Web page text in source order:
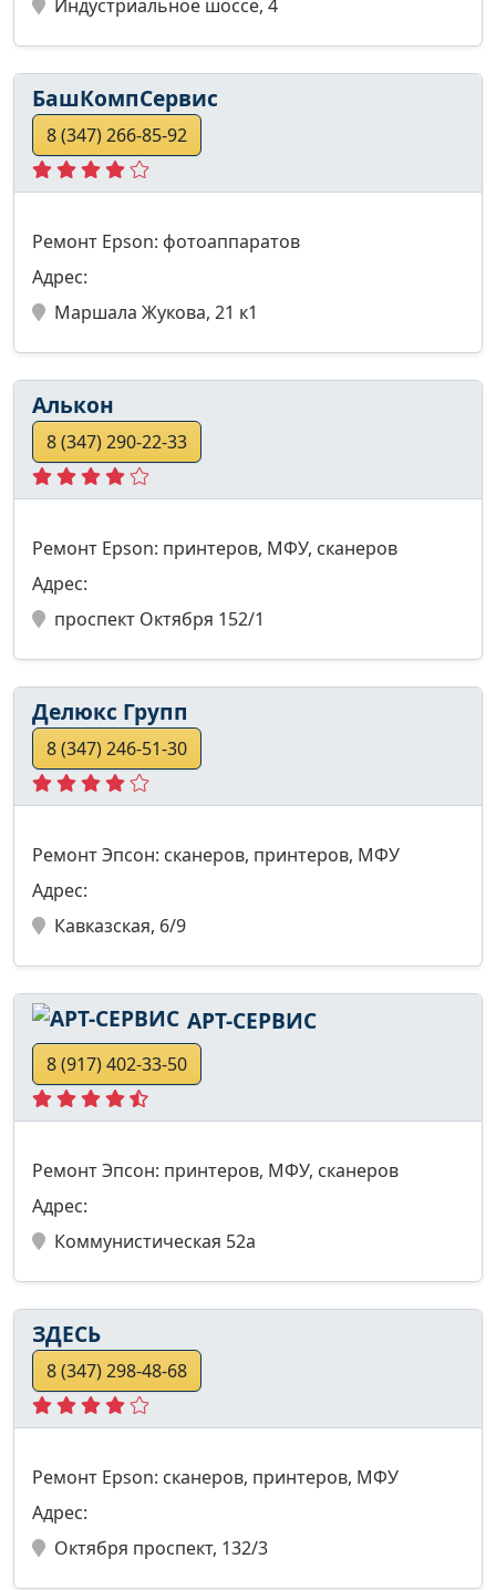
Индустриальное шоссе, 4
БашКомпСервис
8 (347) 266-85-92
Ремонт Epson: фотоаппаратов
Адрес:
Маршала Жукова, 21 к1
Алькон
8 (347) 290-22-33
Ремонт Epson: принтеров, МФУ, сканеров
Адрес:
проспект Октября 152/1
Делюкс Групп
8 (347) 246-51-30
Ремонт Эпсон: сканеров, принтеров, МФУ
Адрес:
Кавказская, 6/9
АРТ-СЕРВИС
8 (917) 402-33-50
Ремонт Эпсон: принтеров, МФУ, сканеров
Адрес:
Коммунистическая 52а
ЗДЕСЬ
8 (347) 298-48-68
Ремонт Epson: сканеров, принтеров, МФУ
Адрес:
Октября проспект, 132/3